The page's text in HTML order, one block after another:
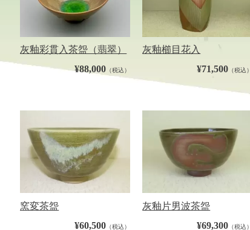
灰釉彩貫入茶盌（翡翠）
¥88,000（税込）
灰釉櫛目花入
¥71,500（税込）
窯変茶盌
¥60,500（税込）
灰釉片男波茶盌
¥69,300（税込）